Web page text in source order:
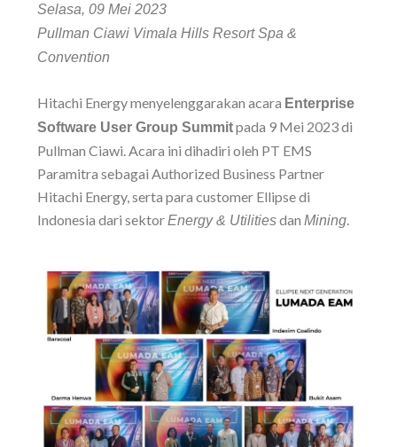
Selasa, 09 Mei 2023
Pullman Ciawi Vimala Hills Resort Spa &
Convention
Hitachi Energy menyelenggarakan acara Enterprise
Software User Group Summitpada 9 Mei 2023 di
Pullman Ciawi. Acara ini dihadiri oleh PT EMS
Paramitra sebagai Authorized Business Partner
Hitachi Energy, serta para customer Ellipse di
Indonesia dari sektorEnergy & UtilitiesdanMining.